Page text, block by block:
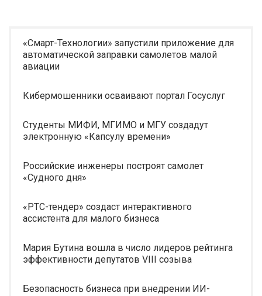
«Смарт-Технологии» запустили приложение для
автоматической заправки самолетов малой
авиации
Кибермошенники осваивают портал Госуслуг
Студенты МИФИ, МГИМО и МГУ создадут
электронную «Капсулу времени»
Российские инженеры построят самолет
«Судного дня»
«РТС-тендер» создаст интерактивного
ассистента для малого бизнеса
Мария Бутина вошла в число лидеров рейтинга
эффективности депутатов VIII созыва
Безопасность бизнеса при внедрении ИИ-